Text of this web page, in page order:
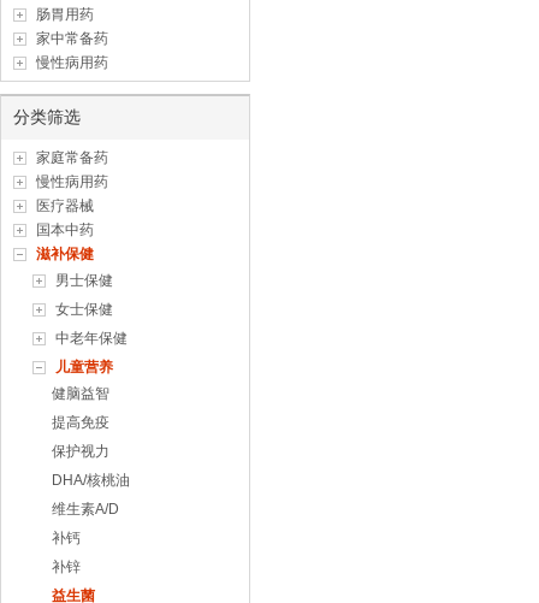
肠胃用药
家中常备药
慢性病用药
分类筛选
家庭常备药
慢性病用药
医疗器械
国本中药
滋补保健
男士保健
女士保健
中老年保健
儿童营养
健脑益智
提高免疫
保护视力
DHA/核桃油
维生素A/D
补钙
补锌
益生菌